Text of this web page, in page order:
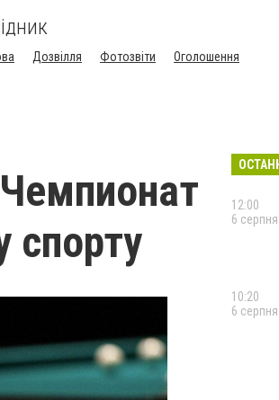
Дозвілля Фотозвіти
Оголошення
спорту
12:00
6 серпня
10:20
6 серпня